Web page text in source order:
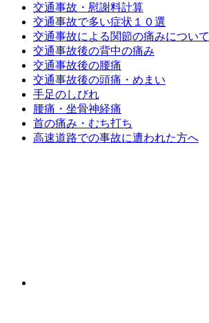
交通事故・慰謝料計算
交通事故で多い症状１０選
交通事故による関節の痛みについて
交通事故後の背中の痛み
交通事故後の腰痛
交通事故後の頭痛・めまい
手足のしびれ
腰痛・坐骨神経痛
首の痛み・むち打ち
高速道路での事故に遭われた方へ